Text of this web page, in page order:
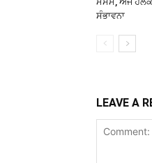
ਸੰਭਾਵਨਾ
LEAVE A